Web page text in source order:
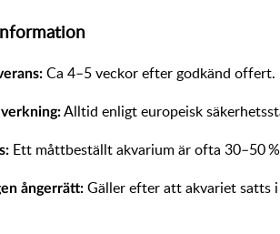
Ca 4–5 veckor efter godkänd offert.
Alltid enligt europeisk
Ett måttbeställt akvarium är ofta 30–50
ångerrätt: Gäller efter att akvariet satts